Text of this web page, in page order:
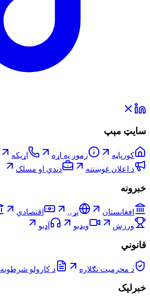
سایټ مېپ
کورپاڼه زموږ په اړه اړیکه
د اعلان غوښتنه
دندې او مسلک
خبرونه
افغانستان نړۍ اقتصادي
ورزش
ویډیو آډیو
قانوني
د محرمیت تګلاره د کارولو شرطونه
خبرلیک